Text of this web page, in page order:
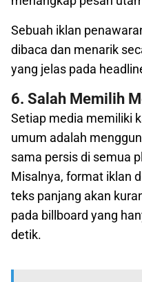
Sebuah iklan
dibaca dan menarik
yang jelas pada
6. Salah Memilih
Setiap media memiliki
umum adalah
sama persis di semua
Misalnya, format iklan
teks panjang akan
pada billboard yang
detik.